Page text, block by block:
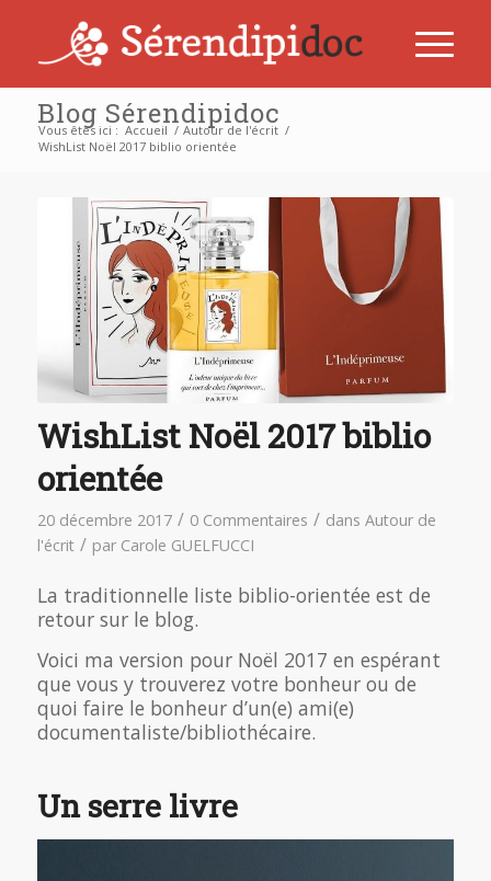
Blog Sérendipidoc
Vous êtes ici : Accueil / Autour de l'écrit /
WishList Noël 2017 biblio orientée
WishList Noël 2017 biblio
orientée
20 décembre 2017 / 0 Commentaires / dans Autour de
l'écrit / par Carole GUELFUCCI
La traditionnelle liste biblio-orientée est de
retour sur le blog.
Voici ma version pour Noël 2017 en espérant
que vous y trouverez votre bonheur ou de
quoi faire le bonheur d’un(e) ami(e)
documentaliste/bibliothécaire.
Un serre livre